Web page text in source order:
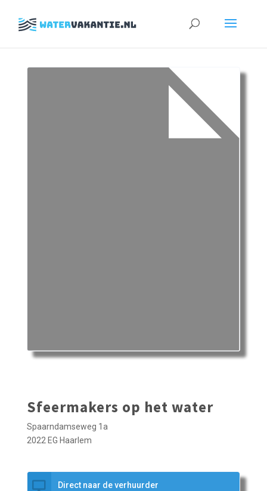
Zoeken
Sfeermakers op het water
Spaarndamseweg 1a
2022 EG Haarlem
Direct naar de verhuurder